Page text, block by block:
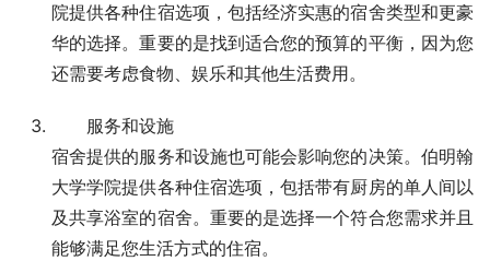
院提供各种住宿选项，包括经济实惠的宿舍类型和更豪
华的选择。重要的是找到适合您的预算的平衡，因为您
还需要考虑食物、娱乐和其他生活费用。
服务和设施
宿舍提供的服务和设施也可能会影响您的决策。伯明翰
大学学院提供各种住宿选项，包括带有厨房的单人间以
及共享浴室的宿舍。重要的是选择一个符合您需求并且
能够满足您生活方式的住宿。